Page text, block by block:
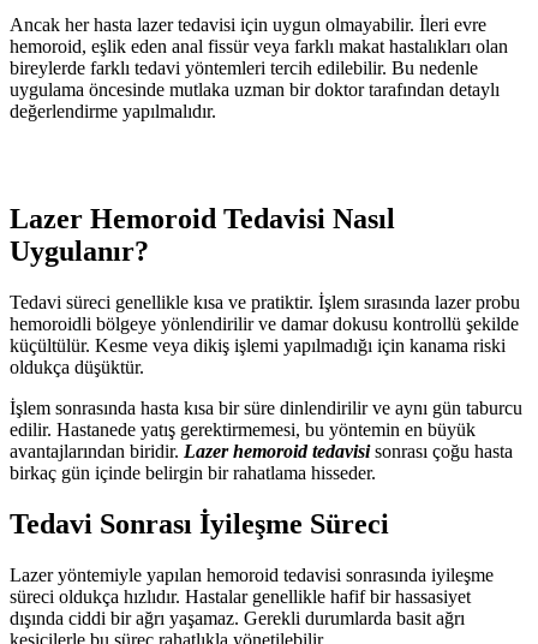
Ancak her hasta lazer tedavisi için uygun olmayabilir. İleri evre
hemoroid, eşlik eden anal fissür veya farklı makat hastalıkları olan
bireylerde farklı tedavi yöntemleri tercih edilebilir. Bu nedenle
uygulama öncesinde mutlaka uzman bir doktor tarafından detaylı
değerlendirme yapılmalıdır.
Lazer Hemoroid Tedavisi Nasıl
Uygulanır?
Tedavi süreci genellikle kısa ve pratiktir. İşlem sırasında lazer probu
hemoroidli bölgeye yönlendirilir ve damar dokusu kontrollü şekilde
küçültülür. Kesme veya dikiş işlemi yapılmadığı için kanama riski
oldukça düşüktür.
İşlem sonrasında hasta kısa bir süre dinlendirilir ve aynı gün taburcu
edilir. Hastanede yatış gerektirmemesi, bu yöntemin en büyük
avantajlarından biridir. Lazer hemoroid tedavisisonrası çoğu hasta
birkaç gün içinde belirgin bir rahatlama hisseder.
Tedavi Sonrası İyileşme Süreci
Lazer yöntemiyle yapılan hemoroid tedavisi sonrasında iyileşme
süreci oldukça hızlıdır. Hastalar genellikle hafif bir hassasiyet
dışında ciddi bir ağrı yaşamaz. Gerekli durumlarda basit ağrı
kesicilerle bu süreç rahatlıkla yönetilebilir.